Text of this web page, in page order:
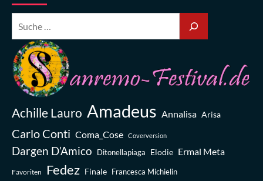
Achille Lauro Amadeus Annalisa Arisa
Carlo Conti Coma_Cose Coverversion
Dargen D’Amico Ditonellapiaga Elodie Ermal Meta
Favoriten Fedez Finale Francesca Michielin